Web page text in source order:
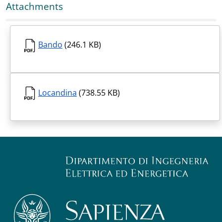
Attachments
Bando (246.1 KB)
Locandina (738.55 KB)